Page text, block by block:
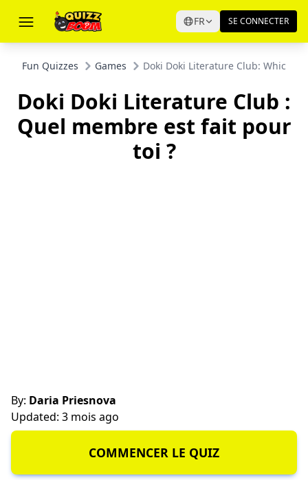
FR SE CONNECTER
Fun Quizzes Games Doki Doki Literature Club: Which
Doki Doki Literature Club :
Quel membre est fait pour
toi ?
By: Daria Priesnova
Updated: 3 mois ago
COMMENCER LE QUIZ